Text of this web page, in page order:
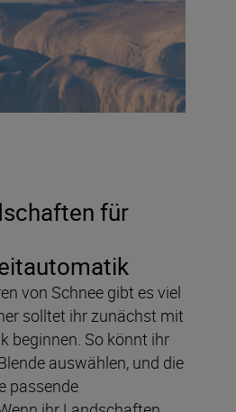
für
von Schnee gibt es viel
solltet ihr zunächst mit
beginnen. So könnt ihr
auswählen, und die
passende